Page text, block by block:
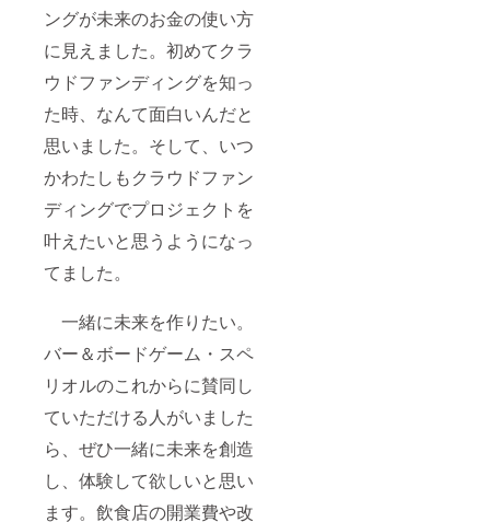
ングが未来のお金の使い方
に見えました。初めてクラ
ウドファンディングを知っ
た時、なんて面白いんだと
思いました。そして、いつ
かわたしもクラウドファン
ディングでプロジェクトを
叶えたいと思うようになっ
てました。
一緒に未来を作りたい。
バー＆ボードゲーム・スペ
リオルのこれからに賛同し
ていただける人がいました
ら、ぜひ一緒に未来を創造
し、体験して欲しいと思い
ます。飲食店の開業費や改